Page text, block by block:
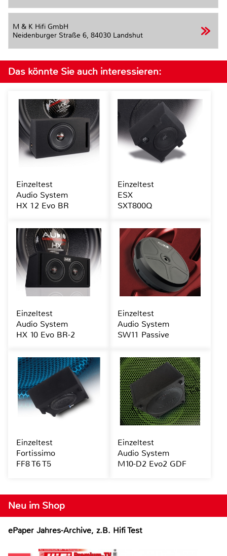
M & K Hifi GmbH
Neidenburger Straße 6, 84030 Landshut
Neu im Shop
ePaper Jahres-Archive, z.B. Hifi Test
Das könnte Sie auch interessieren:
Einzeltest
Audio System
HX 12 Evo BR
Einzeltest
ESX
SXT800Q
Einzeltest
Audio System
HX 10 Evo BR-2
Einzeltest
Audio System
SW11 Passive
Einzeltest
Fortissimo
FF8 T6 T5
Einzeltest
Audio System
M10-D2 Evo2 GDF